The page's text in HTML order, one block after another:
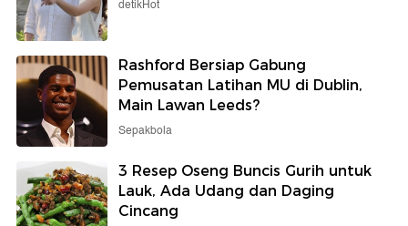
detikHot
Rashford Bersiap Gabung
Pemusatan Latihan MU di Dublin,
Main Lawan Leeds?
Sepakbola
3 Resep Oseng Buncis Gurih untuk
Lauk, Ada Udang dan Daging
Cincang